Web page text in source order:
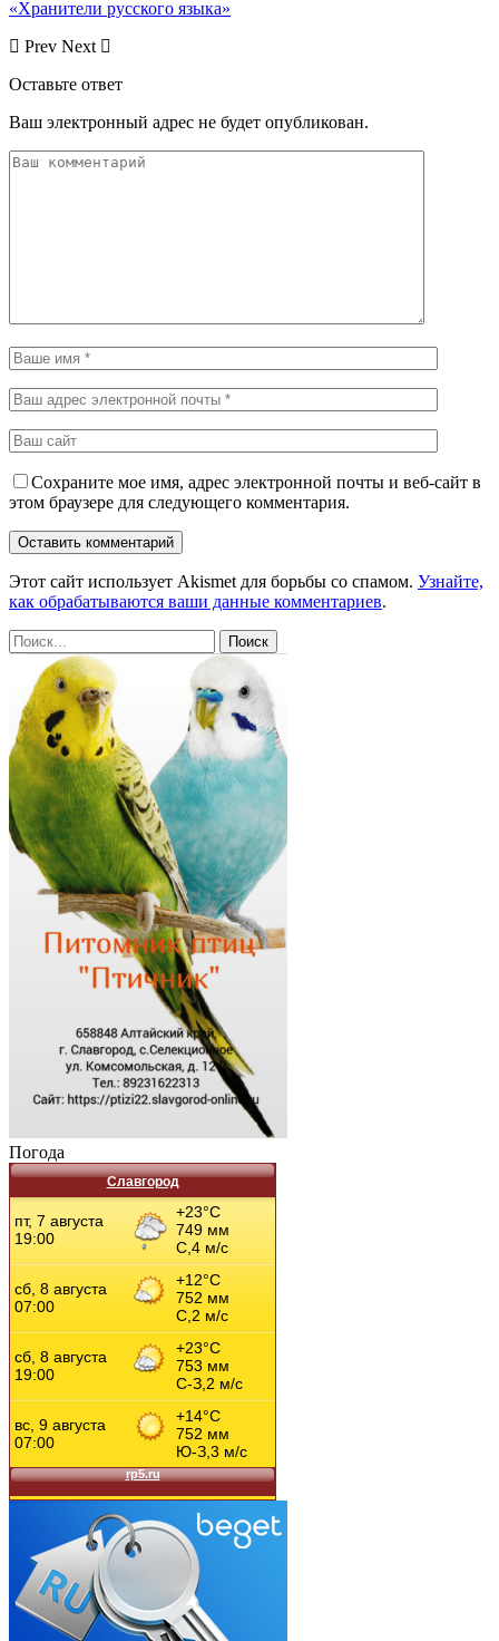
«Хранители русского языка»
Prev Next
Оставьте ответ
Ваш электронный адрес не будет опубликован.
Сохраните мое имя, адрес электронной почты и веб-сайт в
этом браузере для следующего комментария.
Этот сайт использует Akismet для борьбы со спамом. Узнайте,
как обрабатываются ваши данные комментариев.
Погода
Славгород